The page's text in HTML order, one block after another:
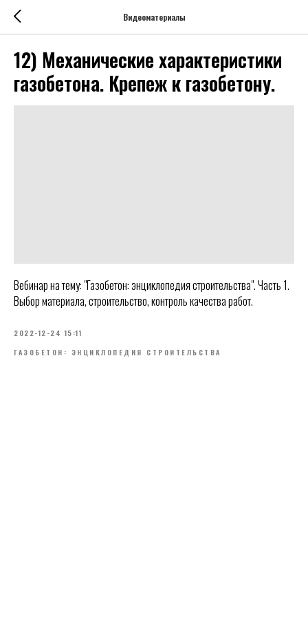
Видеоматериалы
12) Механические характеристики
газобетона. Крепеж к газобетону.
Вебинар на тему: "Газобетон: энциклопедия строительства". Часть 1.
Выбор материала, строительство, контроль качества работ.
2022-12-24 15:11
ГАЗОБЕТОН: ЭНЦИКЛОПЕДИЯ СТРОИТЕЛЬСТВА